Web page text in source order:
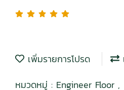
เพิ่มรายการโปรด
หมวดหมู่ : Engineer Floor ,